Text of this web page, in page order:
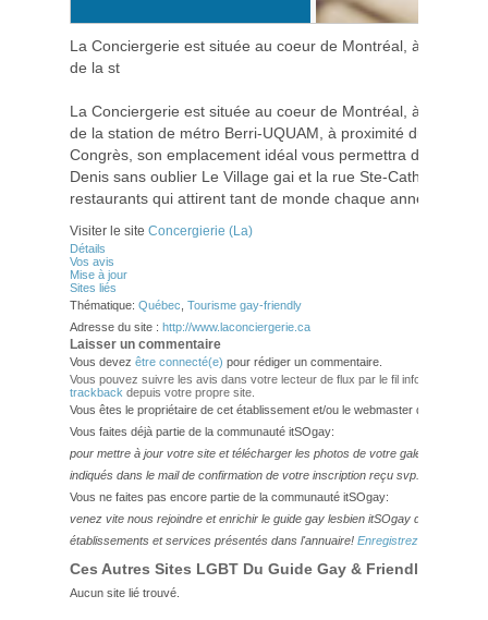
La Conciergerie est située au coeur de Montréal, à
de la st
La Conciergerie est située au coeur de Montréal, à
de la station de métro Berri-UQUAM, à proximité du Vieux-
Congrès, son emplacement idéal vous permettra de vous
Denis sans oublier Le Village gai et la rue Ste-Catherine
restaurants qui attirent tant de monde chaque année…
Visiter le site Concergierie (La)
Détails
Vos avis
Mise à jour
Sites liés
Thématique: Québec Tourisme gay-friendly
Adresse du site : http://www.laconciergerie.ca
Laisser un commentaire
Vous devez être connecté(e) pour rédiger un commentaire.
Vous pouvez suivre les avis dans votre lecteur de flux par le fil info
trackback depuis votre propre site.
Vous êtes le propriétaire de cet établissement et/ou le webmaster de ce site?
Vous faites déjà partie de la communauté itSOgay:
pour mettre à jour votre site et télécharger les photos de votre galerie,
indiqués dans le mail de confirmation de votre inscription reçu svp.
Vous ne faites pas encore partie de la communauté itSOgay:
venez vite nous rejoindre et enrichir le guide gay lesbien itSOgay de vos
établissements et services présentés dans l'annuaire! Enregistrez-vous ici!
Ces Autres Sites LGBT Du Guide Gay & Friendly
Aucun site lié trouvé.